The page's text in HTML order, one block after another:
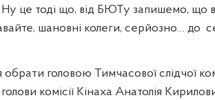
тоді що, від БЮТу запишемо, що
шановні колеги, серйозно… до
головою Тимчасової слідчої
комісії Кінаха Анатолія